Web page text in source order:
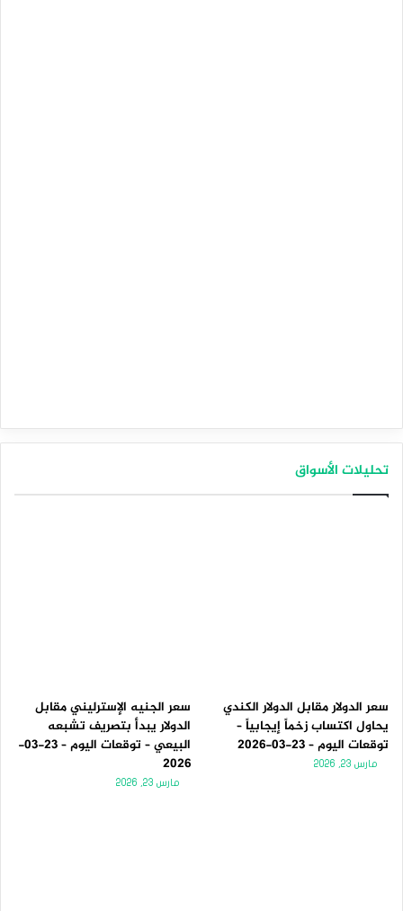
تحليلات الأسواق
سعر الدولار مقابل الدولار الكندي
يحاول اكتساب زخماً إيجابياً –
توقعات اليوم – 23-03-2026
مارس 23, 2026
سعر الجنيه الإسترليني مقابل
الدولار يبدأ بتصريف تشبعه
البيعي – توقعات اليوم – 23-03-
2026
مارس 23, 2026